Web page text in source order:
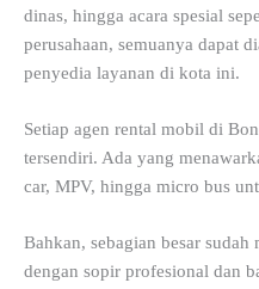
dinas, hingga acara spesial
perusahaan, semuanya dapat
penyedia layanan di kota ini.
Setiap agen rental mobil di
tersendiri. Ada yang
car, MPV, hingga micro bus
Bahkan, sebagian besar
dengan sopir profesional dan